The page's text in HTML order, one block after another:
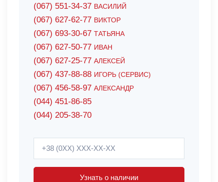
(067) 551-34-37 ВАСИЛИЙ
(067) 627-62-77 ВИКТОР
(067) 693-30-67 ТАТЬЯНА
(067) 627-50-77 ИВАН
(067) 627-25-77 АЛЕКСЕЙ
(067) 437-88-88 ИГОРЬ (СЕРВИС)
(067) 456-58-97 АЛЕКСАНДР
(044) 451-86-85
(044) 205-38-70
Узнать о наличии